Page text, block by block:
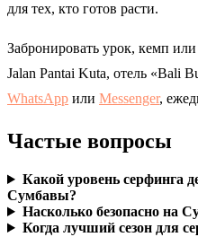
для тех, кто готов расти.
Забронировать урок, кемп
Jalan Pantai Kuta, отель «Bali
WhatsApp или Messenger,
Частые вопросы
Какой уровень серфинга
Сумбавы?
Насколько безопасно на
Когда лучший сезон для